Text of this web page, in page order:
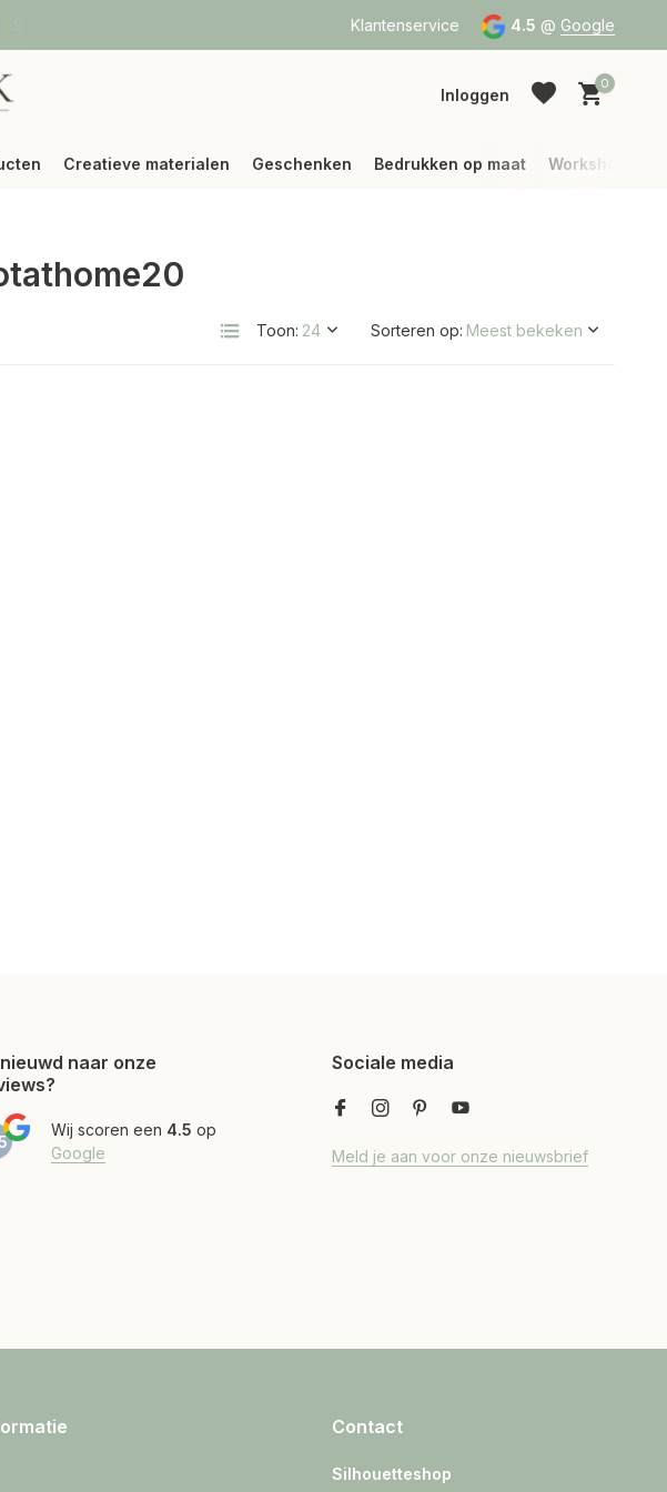
Vanaf 75 € betalen wij jouw verzending
Klantenservice 4.5 @ Google
Inloggen
0
Creatieve materialen Geschenken Bedrukken op maat Workshops
Toon: Sorteren op:
naar onze
Wij scoren een 4.5 op
Google
Sociale media
Meld je aan voor onze nieuwsbrief
Contact
Silhouetteshop